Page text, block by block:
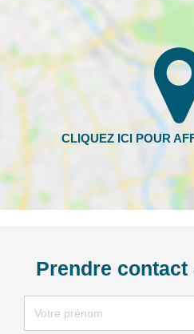
Prendre contact